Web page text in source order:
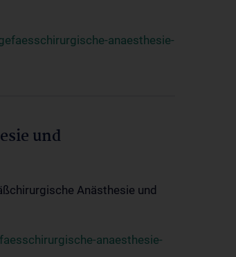
anaesthesie-
und
Anästhesie und
anaesthesie-